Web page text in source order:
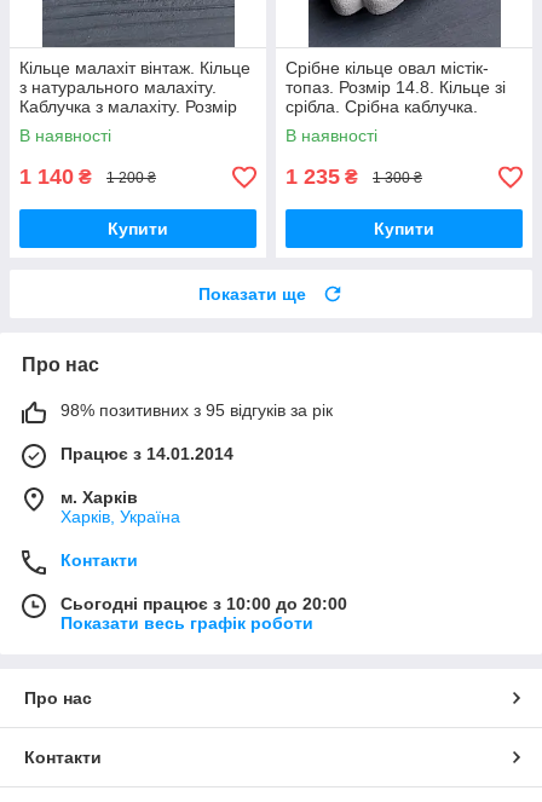
Кільце малахіт вінтаж. Кільце
з натурального малахіту.
Каблучка з малахіту. Розмір
16.8. Індія!
В наявності
1 140 ₴ 1 200 ₴
Купити
Срібне кільце овал містік-
топаз. Розмір 14.8. Кільце зі
срібла. Срібна каблучка.
Містік топаз. Індія!
В наявності
1 235 ₴ 1 300 ₴
Купити
Показати ще
Про нас
98% позитивних з 95 відгуків за рік
Працює з 14.01.2014
м. Харків
Харків, Україна
Контакти
Сьогодні працює з 10:00 до 20:00
Показати весь графік роботи
Про нас
Контакти